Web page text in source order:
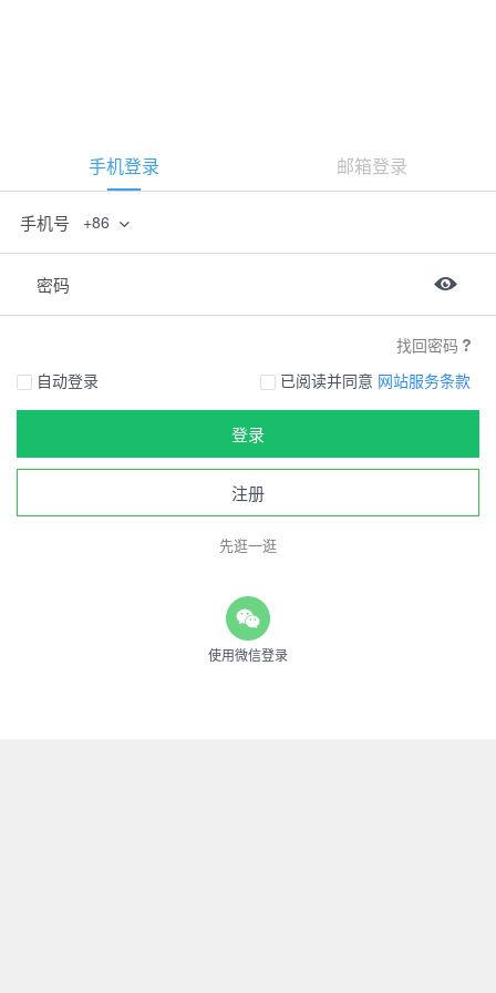
手机登录 邮箱登录
手机号 +86
密码
找回密码
自动登录
已阅读并同意 网站服务条款
登录
注册
先逛一逛
使用微信登录